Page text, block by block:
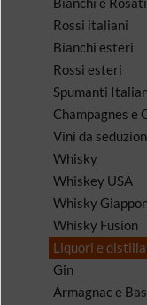
Rossi italiani
Bianchi esteri
Rossi esteri
Spumanti
Champagnes e
Vini da
Whisky
Whiskey USA
Whisky
Whisky Fusion
Liquori e
Gin
Armagnac e